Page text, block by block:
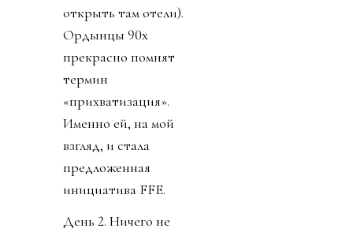
открыть там отели).
Ордынцы 90х
прекрасно помнят
термин
«прихватизация».
Именно ей, на мой
взгляд, и стала
предложенная
инициатива FFE.
День 2. Ничего не